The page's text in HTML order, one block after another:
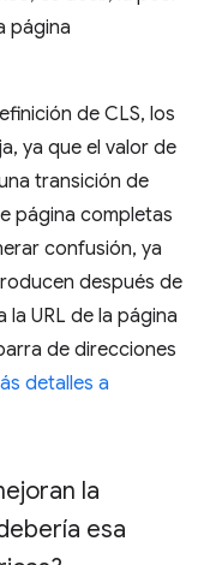
página
de CLS, los
ya que el valor de
transición de
página completas
confusión, ya
después de
URL de la página
de direcciones
detalles a
la
esa